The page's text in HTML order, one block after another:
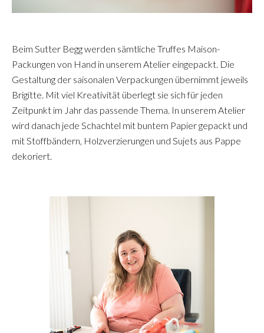
Beim Sutter Begg werden sämtliche Truffes Maison-
Packungen von Hand in unserem Atelier eingepackt. Die
Gestaltung der saisonalen Verpackungen übernimmt jeweils
Brigitte. Mit viel Kreativität überlegt sie sich für jeden
Zeitpunkt im Jahr das passende Thema. In unserem Atelier
wird danach jede Schachtel mit buntem Papier gepackt und
mit Stoffbändern, Holzverzierungen und Sujets aus Pappe
dekoriert.